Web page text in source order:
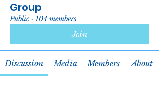
Group
Public · 104 members
Join
Discussion Media Members About